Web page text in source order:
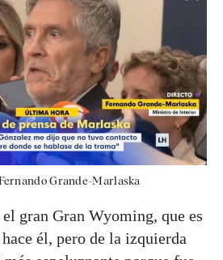
Grande-Marlaska
el gran Gran Wyoming, que es
él, pero de la izquierda